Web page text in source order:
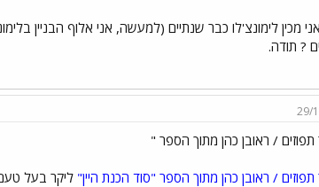
מכין לימונצ'לו כבר שנתיים (למעשה, אני אלוף הבניין
? תודה.
29/
תפוזים / ראובן כהן מתוך הספר "
תפוזים / ראובן כהן מתוך הספר "סוד הכנת היין" ליקר בעל טעם